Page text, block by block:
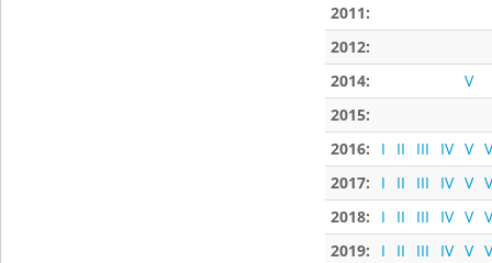
2011:
2012:
2014:
V
2015:
2016:
I II III IV V
2017:
I II III IV V
2018:
I II III IV V
2019:
I II III IV V